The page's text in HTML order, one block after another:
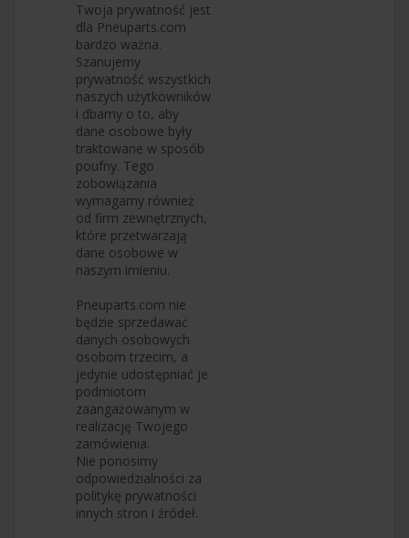
Twoja prywatność jest
dla Pneuparts.com
bardzo ważna.
Szanujemy
prywatność wszystkich
naszych użytkowników
i dbamy o to, aby
dane osobowe były
traktowane w sposób
poufny. Tego
zobowiązania
wymagamy również
od firm zewnętrznych,
które przetwarzają
dane osobowe w
naszym imieniu.
Pneuparts.com nie
będzie sprzedawać
danych osobowych
osobom trzecim, a
jedynie udostępniać je
podmiotom
zaangażowanym w
realizację Twojego
zamówienia.
Nie ponosimy
odpowiedzialności za
politykę prywatności
innych stron i źródeł.